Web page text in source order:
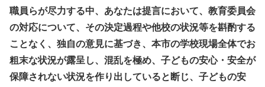
職員らが尽力する中、あなたは提言において、教育委員会
の対応について、その決定過程や他校の状況等を斟酌する
ことなく、独自の意見に基づき、本市の学校現場全体でお
粗末な状況が露呈し、混乱を極め、子どもの安心・安全が
保障されない状況を作り出していると断じ、子どもの安